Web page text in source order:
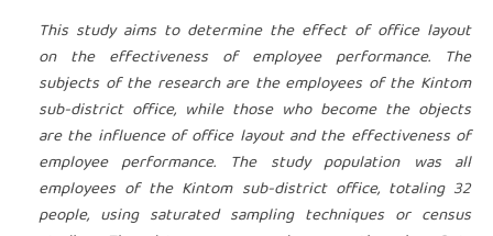
This study aims to determine the effect of office layout
on the effectiveness of employee performance. The
subjects of the research are the employees of the Kintom
sub-district office, while those who become the objects
are the influence of office layout and the effectiveness of
employee performance. The study population was all
employees of the Kintom sub-district office, totaling 32
people, using saturated sampling techniques or census